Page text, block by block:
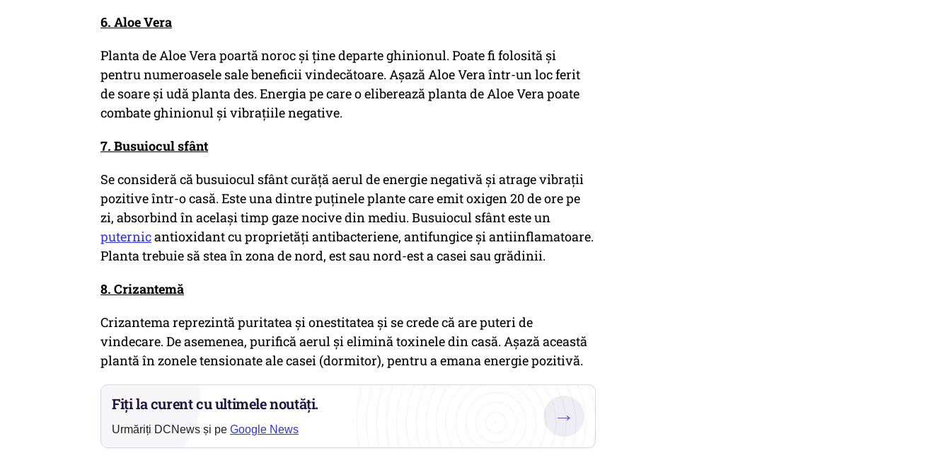
6. Aloe Vera
Planta de Aloe Vera poartă noroc și ține departe ghinionul. Poate fi folosită și
pentru numeroasele sale beneficii vindecătoare. Așază Aloe Vera într-un loc ferit
de soare și udă planta des. Energia pe care o eliberează planta de Aloe Vera poate
combate ghinionul și vibrațiile negative.
7. Busuiocul sfânt
Se consideră că busuiocul sfânt curăță aerul de energie negativă și atrage vibrații
pozitive într-o casă. Este una dintre puținele plante care emit oxigen 20 de ore pe
zi, absorbind în același timp gaze nocive din mediu. Busuiocul sfânt este un
puternicantioxidant cu proprietăți antibacteriene, antifungice și antiinflamatoare.
Planta trebuie să stea în zona de nord, est sau nord-est a casei sau grădinii.
8. Crizantemă
Crizantema reprezintă puritatea și onestitatea și se crede că are puteri de
vindecare. De asemenea, purifică aerul și elimină toxinele din casă. Așază această
plantă în zonele tensionate ale casei (dormitor), pentru a emana energie pozitivă.
Fiți la curent cu ultimele noutăți.
Urmăriți DCNews și pe Google News
→